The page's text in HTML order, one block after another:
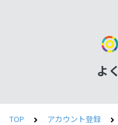
よ
TOP アカウント登録